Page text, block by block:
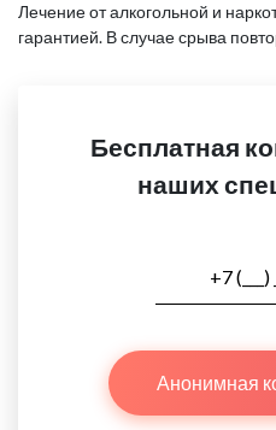
Лечение от алкогольной и
гарантией. В случае срыва
Бесплатная
наших
Анонимная